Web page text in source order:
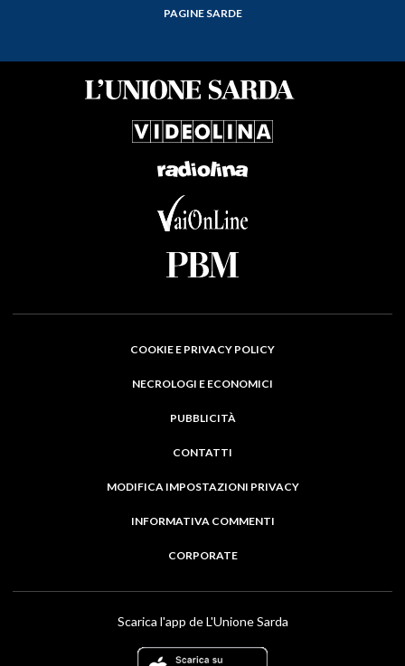
PAGINE SARDE
COOKIE E PRIVACY POLICY
NECROLOGI E ECONOMICI
PUBBLICITÀ
CONTATTI
MODIFICA IMPOSTAZIONI PRIVACY
INFORMATIVA COMMENTI
CORPORATE
Scarica l'app de L'Unione Sarda